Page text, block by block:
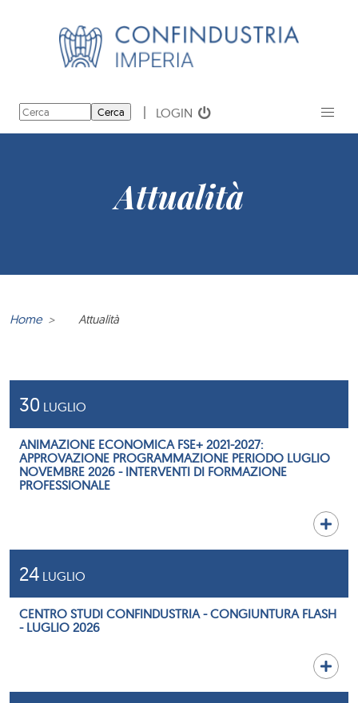
Cerca LOGIN
Attualità
Home Attualità
30 LUGLIO
ANIMAZIONE ECONOMICA FSE+ 2021-2027:
APPROVAZIONE PROGRAMMAZIONE PERIODO LUGLIO
NOVEMBRE 2026 - INTERVENTI DI FORMAZIONE
PROFESSIONALE
24 LUGLIO
CENTRO STUDI CONFINDUSTRIA - CONGIUNTURA FLASH
- LUGLIO 2026